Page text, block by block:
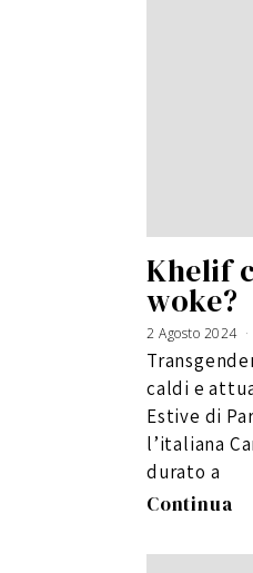
Khelif
woke?
2 Agosto 2024
caldi e
Estive di
l’italiana
durato a
Continua